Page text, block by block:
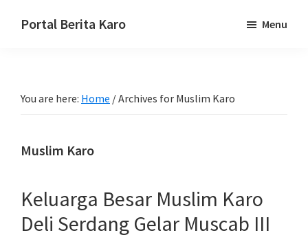
Portal Berita Karo
Karo,
Karo.
Menu
You are here: Home /Archives for Muslim Karo
Muslim Karo
Keluarga Besar Muslim Karo
Deli Serdang Gelar Muscab III